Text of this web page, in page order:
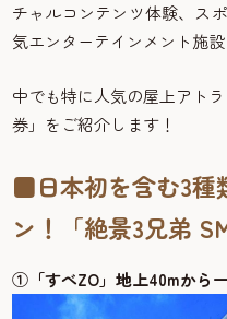
チャルコンテンツ体験、ス
気エンターテインメント施設
中でも特に人気の屋上アト
券」をご紹介します！
■日本初を含む3種
ン！「絶景3兄弟
①「すべZO」地上40mから